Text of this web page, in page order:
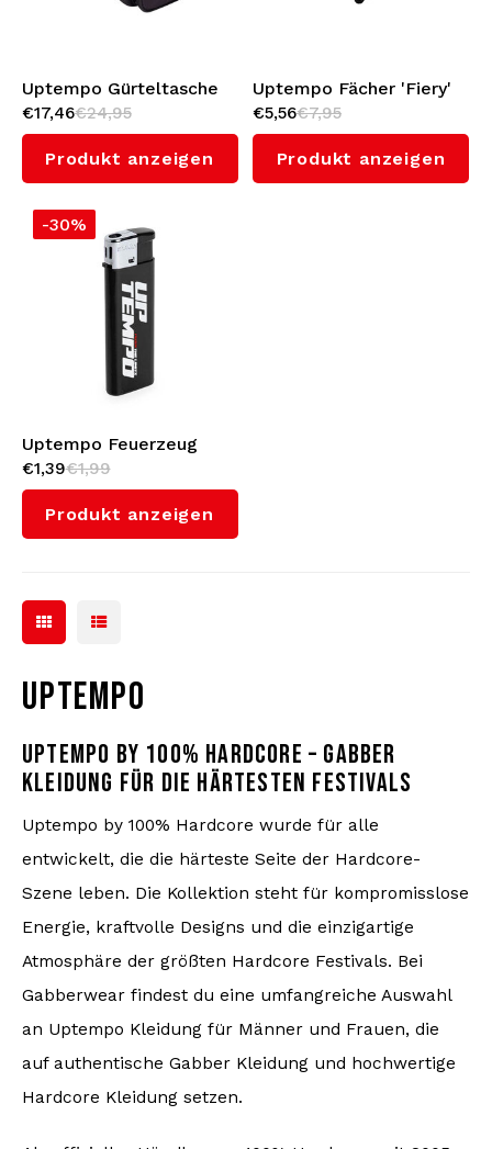
Uptempo Gürteltasche
'Fiery'
€17,46€24,95
Produkt anzeigen
Uptempo Fächer 'Fiery'
€5,56€7,95
Produkt anzeigen
-30%
Uptempo Feuerzeug
'Push The Limits'
€1,39€1,99
Produkt anzeigen
UPTEMPO
UPTEMPO BY 100% HARDCORE – GABBER
KLEIDUNG FÜR DIE HÄRTESTEN FESTIVALS
Uptempo by 100% Hardcore wurde für alle
entwickelt, die die härteste Seite der Hardcore-
Szene leben. Die Kollektion steht für kompromisslose
Energie, kraftvolle Designs und die einzigartige
Atmosphäre der größten Hardcore Festivals. Bei
Gabberwear findest du eine umfangreiche Auswahl
an Uptempo Kleidung für Männer und Frauen, die
auf authentische Gabber Kleidung und hochwertige
Hardcore Kleidung setzen.